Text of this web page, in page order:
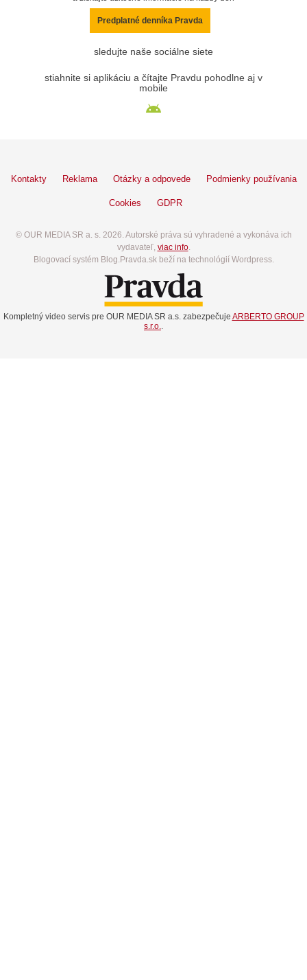
Predplatné denníka Pravda
sledujte naše sociálne siete
stiahnite si aplikáciu a čítajte Pravdu pohodlne aj v
mobile
Kontakty Reklama Otázky a odpovede Podmienky používania
Cookies GDPR
© OUR MEDIA SR a. s. 2026. Autorské práva sú vyhradené a vykonáva ich
vydavateľ, viac info.
Blogovací systém Blog.Pravda.sk beží na technológií Wordpress.
Kompletný video servis pre OUR MEDIA SR a.s. zabezpečuje ARBERTO GROUP
s.r.o..